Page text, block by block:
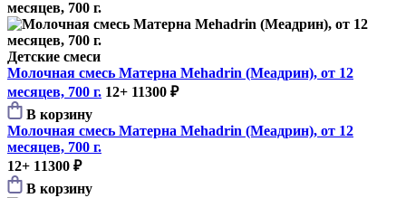
Детские смеси
Молочная смесь Матерна Mehadrin (Меадрин), от 12
месяцев, 700 г. 12+ 11300 ₽
В корзину
Молочная смесь Матерна Mehadrin (Меадрин), от 12
месяцев, 700 г.
12+ 11300 ₽
В корзину